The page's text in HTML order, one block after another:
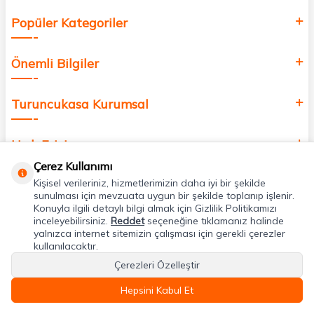
Popüler Kategoriler
Önemli Bilgiler
Turuncukasa Kurumsal
Hızlı Erişim
Uygulamalarımız
Adres & İletişim
Çerez Kullanımı
Kişisel verileriniz, hizmetlerimizin daha iyi bir şekilde
sunulması için mevzuata uygun bir şekilde toplanıp işlenir.
Konuyla ilgili detaylı bilgi almak için Gizlilik Politikamızı
inceleyebilirsiniz. Reddetseçeneğine tıklamanız halinde
yalnızca internet sitemizin çalışması için gerekli çerezler
kullanılacaktır.
Çerezleri Özelleştir
Hepsini Kabul Et